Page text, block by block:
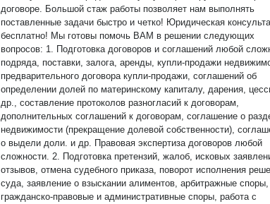
договоре. Большой стаж работы позволяет нам выполнять
поставленные задачи быстро и четко! Юридическая консультация
бесплатно! Мы готовы помочь ВАМ в решении следующих
вопросов: 1. Подготовка договоров и соглашений любой сложности:
подряда, поставки, залога, аренды, купли-продажи
предварительного договора купли-продажи, соглашений об
определении долей по материнскому капиталу, дарения,
др., составление протоколов разногласий к договорам,
дополнительных соглашений к договорам, соглашение о
недвижимости (прекращение долевой собственности),
о выдели доли. и др. Правовая экспертиза договоров любой
сложности. 2. Подготовка претензий, жалоб, исковых заявлений,
отзывов, отмена судебного приказа, поворот исполнения
суда, заявление о взыскании алиментов, арбитражные споры,
гражданско-правовые и административные споры, работа с